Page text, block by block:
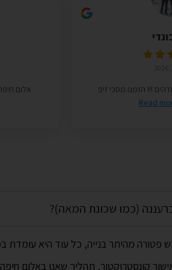
!!! הזמנו מסכי זיפ
Read
אלום
(כמו שכונת המאה)?
קונסטרוקטור, תהליך שאנו באלום חיפה